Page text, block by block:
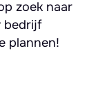
zoek naar
bedrijf
plannen!